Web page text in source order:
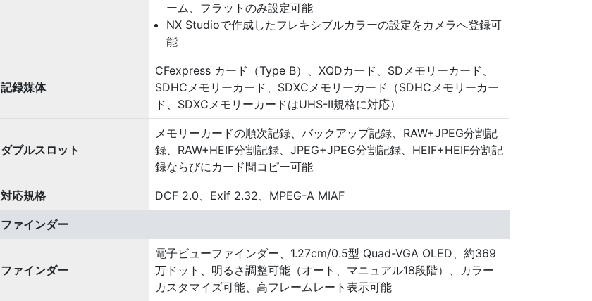
ーム、フラットのみ設定可能
NX Studioで作成したフレキシブルカラーの設定をカメラへ登録可
能
記録媒体
CFexpress カード（Type B）、XQDカード、SDメモリーカード、
SDHCメモリーカード、SDXCメモリーカード（SDHCメモリーカー
ド、SDXCメモリーカードはUHS-II規格に対応）
ダブルスロット
メモリーカードの順次記録、バックアップ記録、RAW+JPEG分割記
録、RAW+HEIF分割記録、JPEG+JPEG分割記録、HEIF+HEIF分割記
録ならびにカード間コピー可能
対応規格 DCF 2.0、Exif 2.32、MPEG-A MIAF
ファインダー
ファインダー
電子ビューファインダー、1.27cm/0.5型 Quad-VGA OLED、約369
万ドット、明るさ調整可能（オート、マニュアル18段階）、カラー
カスタマイズ可能、高フレームレート表示可能